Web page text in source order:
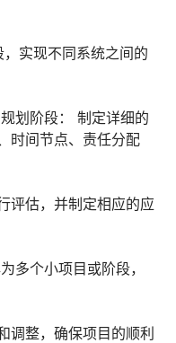
实现不同系统之间的
划阶段： 制定详细的
时间节点、责任分配
评估，并制定相应的应
多个小项目或阶段，
调整，确保项目的顺利